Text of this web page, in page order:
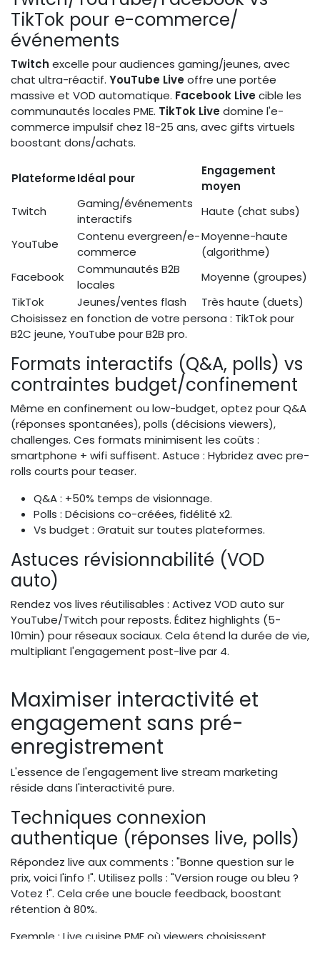
TikTok pour e-commerce/
événements
Twitch excelle pour audiences gaming/jeunes, avec
chat ultra-réactif. YouTube Liveoffre une portée
massive et VOD automatique. Facebook Livecible les
communautés locales PME. TikTok Livedomine l'e-
commerce impulsif chez 18-25 ans, avec gifts virtuels
boostant dons/achats.
PlateformeIdéal pour
Engagement
moyen
Twitch
Gaming/événements
interactifs
Haute (chat subs)
YouTube
Contenu evergreen/e-
commerce
Moyenne-haute
(algorithme)
Facebook
Communautés B2B
locales
Moyenne (groupes)
TikTok
Jeunes/ventes flash
Très haute (duets)
Choisissez en fonction de votre persona : TikTok pour
B2C jeune, YouTube pour B2B pro.
Formats interactifs (Q&A, polls) vs
contraintes budget/confinement
Même en confinement ou low-budget, optez pour Q&A
(réponses spontanées), polls (décisions viewers),
challenges. Ces formats minimisent les coûts :
smartphone + wifi suffisent. Astuce : Hybridez avec pre-
rolls courts pour teaser.
Q&A : +50% temps de visionnage.
Polls : Décisions co-créées, fidélité x2.
Vs budget : Gratuit sur toutes plateformes.
Astuces révisionnabilité (VOD
auto)
Rendez vos lives réutilisables : Activez VOD auto sur
YouTube/Twitch pour reposts. Éditez highlights (5-
10min) pour réseaux sociaux. Cela étend la durée de vie,
multipliant l'engagement post-live par 4.
Maximiser interactivité et
engagement sans pré-
enregistrement
L'essence de l'engagement live stream marketing
réside dans l'interactivité pure.
Techniques connexion
authentique (réponses live, polls)
Répondez live aux comments : "Bonne question sur le
prix, voici l'info !". Utilisez polls : "Version rouge ou bleu ?
Votez !". Cela crée une boucle feedback, boostant
rétention à 80%.
Exemple : Live cuisine PME où viewers choisissent